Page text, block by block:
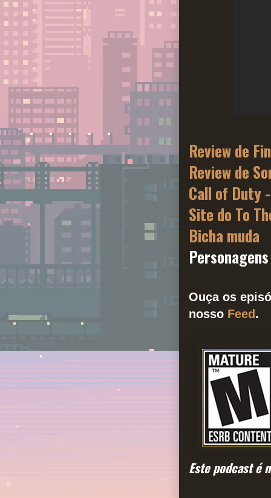
Review de
Review de
Call of Duty
Site do To
Bicha muda
Ouça os
nosso Feed.
Este podcast é